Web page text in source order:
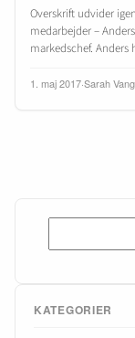
Overskrift udvider
medarbejder –
markedschef.
1. maj 2017·Sarah
KATEGORIER